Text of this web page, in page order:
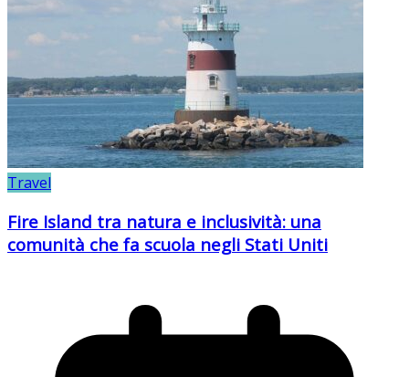
Travel
Fire Island tra natura e inclusività: una
comunità che fa scuola negli Stati Uniti